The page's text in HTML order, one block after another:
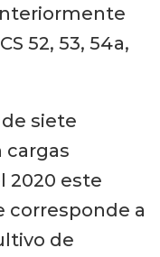
52, 53, 54a,
siete
2020 este
corresponde a
de